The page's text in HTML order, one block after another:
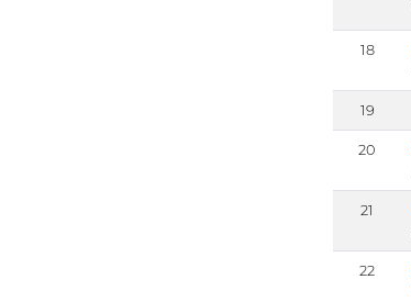
18
19
20
21
22